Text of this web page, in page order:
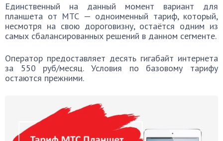
Единственный на данный момент вариант для
планшета от МТС — одноименный тариф, который,
несмотря на свою дороговизну, остаётся одним из
самых сбалансированных решений в данном сегменте.
Оператор предоставляет десять гигабайт интернета
за 550 руб/месяц. Условия по базовому тарифу
остаются прежними.